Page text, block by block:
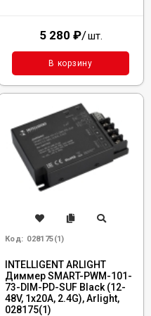
5 280 ₽/шт.
В корзину
Код: 028175(1)
INTELLIGENT ARLIGHT
Диммер SMART-PWM-101-
73-DIM-PD-SUF Black (12-
48V, 1x20A, 2.4G), Arlight,
028175(1)